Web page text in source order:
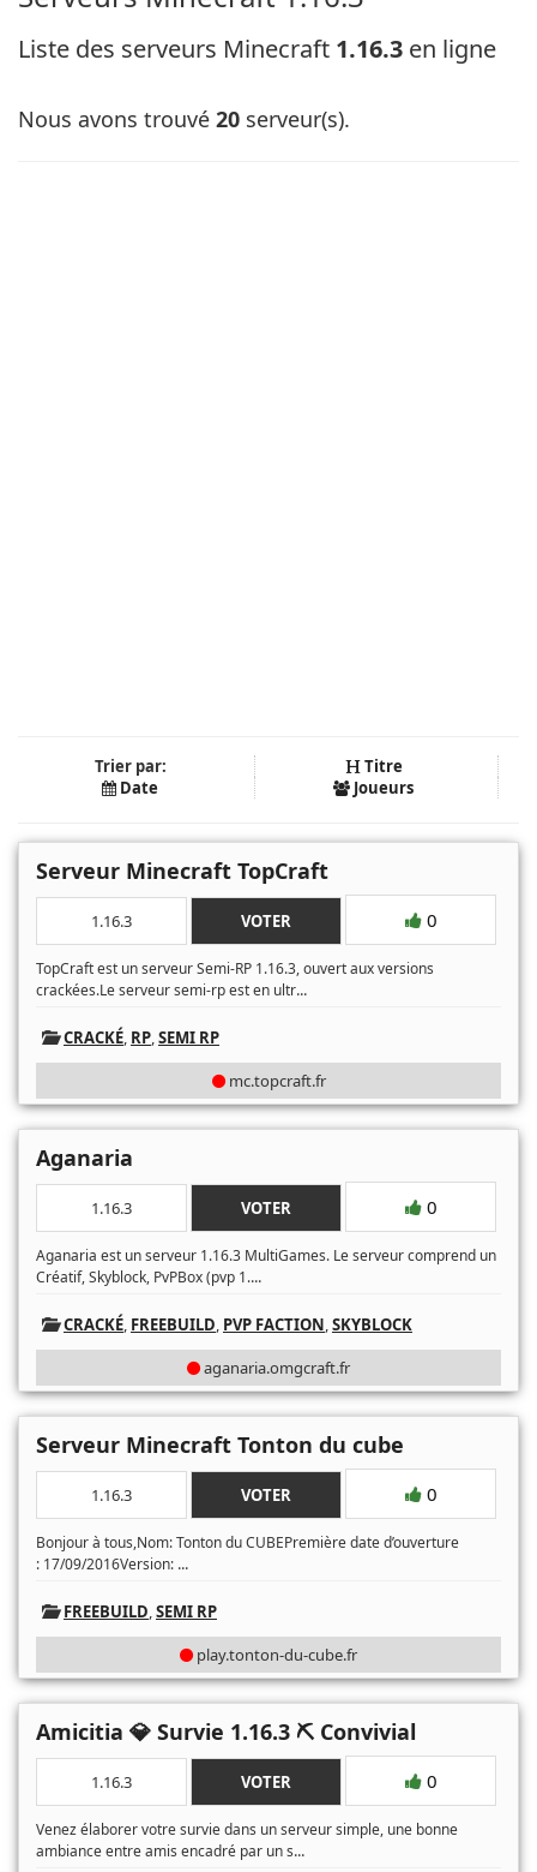
Liste des serveurs Minecraft 1.16.3 en ligne
Nous avons trouvé 20 serveur(s).
Trier par:
Titre
Date
Joueurs
Serveur Minecraft TopCraft
1.16.3 VOTER 0
TopCraft est un serveur Semi-RP 1.16.3, ouvert aux versions
crackées.Le serveur semi-rp est en ultr...
CRACKÉ, RP,SEMI RP
mc.topcraft.fr
Aganaria
1.16.3 VOTER 0
Aganaria est un serveur 1.16.3 MultiGames. Le serveur comprend un
Créatif, Skyblock, PvPBox (pvp 1....
CRACKÉ, FREEBUILD, PVP FACTION,SKYBLOCK
aganaria.omgcraft.fr
Serveur Minecraft Tonton du cube
1.16.3 VOTER 0
Bonjour à tous,Nom: Tonton du CUBEPremière date d’ouverture
: 17/09/2016Version: ...
FREEBUILD,SEMI RP
play.tonton-du-cube.fr
Amicitia 💎 Survie 1.16.3 ⛏ Convivial
1.16.3 VOTER 0
Venez élaborer votre survie dans un serveur simple, une bonne
ambiance entre amis encadré par un s...